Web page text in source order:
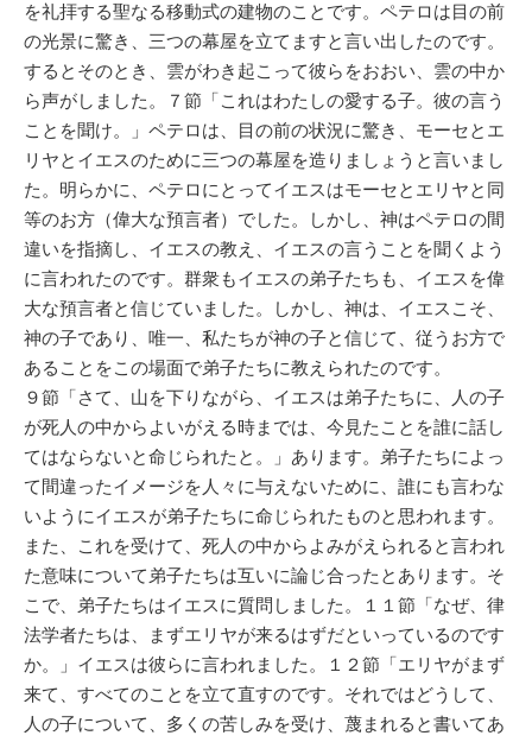
を礼拝する聖なる移動式の建物のことです。ペテロは目の前
の光景に驚き、三つの幕屋を立てますと言い出したのです。
するとそのとき、雲がわき起こって彼らをおおい、雲の中か
ら声がしました。７節「これはわたしの愛する子。彼の言う
ことを聞け。」ペテロは、目の前の状況に驚き、モーセとエ
リヤとイエスのために三つの幕屋を造りましょうと言いまし
た。明らかに、ペテロにとってイエスはモーセとエリヤと同
等のお方（偉大な預言者）でした。しかし、神はペテロの間
違いを指摘し、イエスの教え、イエスの言うことを聞くよう
に言われたのです。群衆もイエスの弟子たちも、イエスを偉
大な預言者と信じていました。しかし、神は、イエスこそ、
神の子であり、唯一、私たちが神の子と信じて、従うお方で
あることをこの場面で弟子たちに教えられたのです。
９節「さて、山を下りながら、イエスは弟子たちに、人の子
が死人の中からよいがえる時までは、今見たことを誰に話し
てはならないと命じられたと。」あります。弟子たちによっ
て間違ったイメージを人々に与えないために、誰にも言わな
いようにイエスが弟子たちに命じられたものと思われます。
また、これを受けて、死人の中からよみがえられると言われ
た意味について弟子たちは互いに論じ合ったとあります。そ
こで、弟子たちはイエスに質問しました。１１節「なぜ、律
法学者たちは、まずエリヤが来るはずだといっているのです
か。」イエスは彼らに言われました。１２節「エリヤがまず
来て、すべてのことを立て直すのです。それではどうして、
人の子について、多くの苦しみを受け、蔑まれると書いてあ